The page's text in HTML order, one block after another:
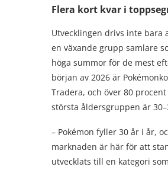
Flera kort kvar i
Utvecklingen drivs inte bara
en växande grupp samlare
höga summor för de mest
början av 2026 är
Tradera, och över 80
största åldersgruppen är
– Pokémon fyller 30 år i år,
marknaden är här för att
utvecklats till en kategori